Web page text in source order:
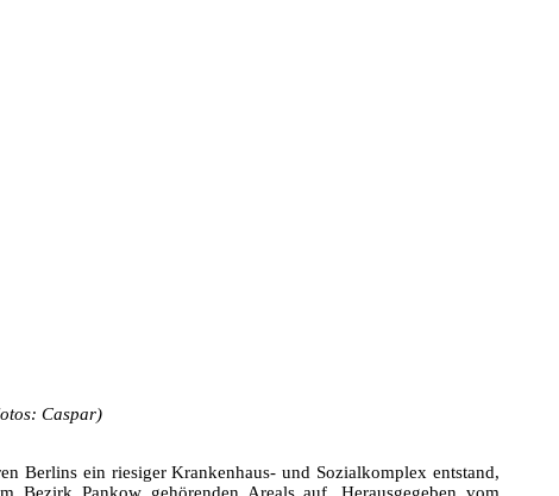
Caspar)
Berlins ein riesiger Krankenhaus- und Sozialkomplex entstand,
Pankow gehörenden Areals auf. Herausgegeben vom